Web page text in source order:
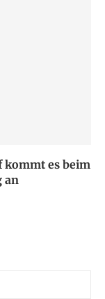
kommt es beim
an